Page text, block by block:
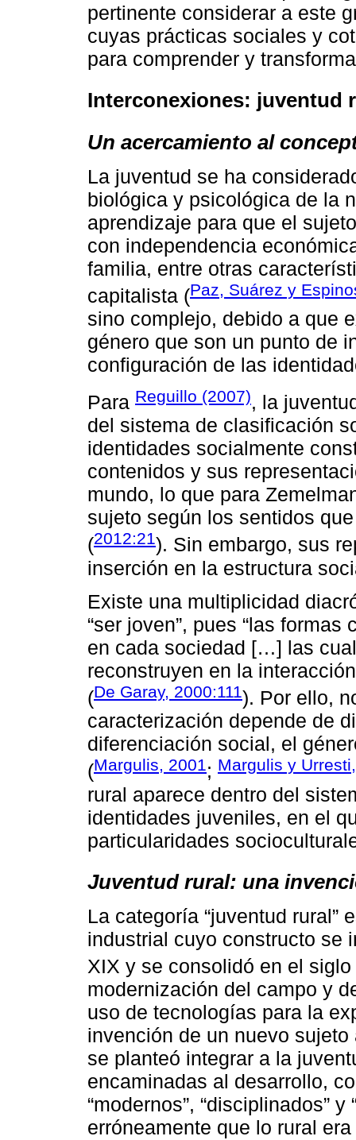
pertinente considerar a este
cuyas prácticas sociales y
para comprender y
Interconexiones: juventud
Un acercamiento al
La juventud se ha
biológica y psicológica de la
aprendizaje para que el
con independencia
familia, entre otras
capitalista (Paz, Suárez y
sino complejo, debido a que
género que son un punto de
configuración de las
Para Reguillo (2007), la
del sistema de clasificación
identidades socialmente
contenidos y sus
mundo, lo que para
sujeto según los sentidos
(2012:21). Sin embargo, sus
inserción en la estructura
Existe una multiplicidad
“ser joven”, pues “las
en cada sociedad […] las
reconstruyen en la
(De Garay, 2000:111). Por ello,
caracterización depende de
diferenciación social, el
(Margulis, 2001; Margulis y
rural aparece dentro del
identidades juveniles, en el
particularidades
Juventud rural: una
La categoría “juventud rural”
industrial cuyo constructo se
XIX y se consolidó en el siglo
modernización del campo y
uso de tecnologías para la
invención de un nuevo
se planteó integrar a la
encaminadas al desarrollo,
“modernos”, “disciplinados”
erróneamente que lo rural